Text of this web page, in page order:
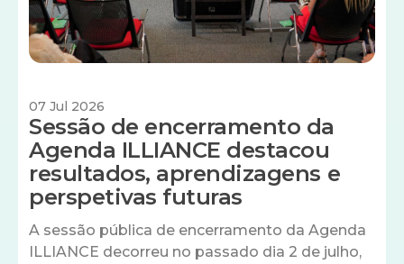
07 Jul 2026
Sessão de encerramento da
Agenda ILLIANCE destacou
resultados, aprendizagens e
perspetivas futuras
A sessão pública de encerramento da Agenda
ILLIANCE decorreu no passado dia 2 de julho,